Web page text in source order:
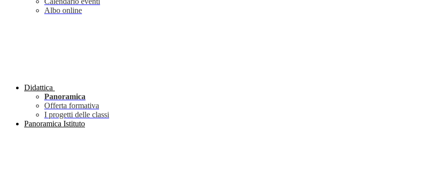
Albo online
Didattica
Panoramica
Offerta formativa
I progetti delle classi
Panoramica Istituto